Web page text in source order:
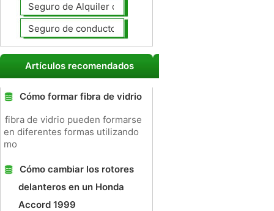
Seguro de Alquiler de coches
Seguro de conductores no asegurados
Artículos recomendados
Cómo formar fibra de vidrio
fibra de vidrio pueden formarse
en diferentes formas utilizando
mo
Cómo cambiar los rotores
delanteros en un Honda
Accord 1999